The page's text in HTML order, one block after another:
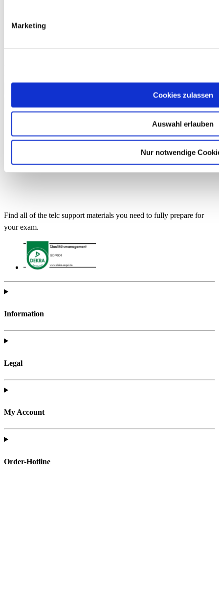
Marketing
Cookies zulassen
Auswahl erlauben
Nur notwendige
Find all of the telc support materials you need to fully prepare for
your exam.
Information
Legal
My Account
Order-Hotline